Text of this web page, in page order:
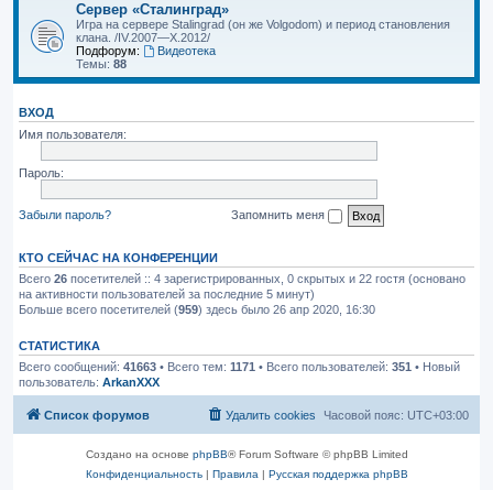
Сервер «Сталинград»
Игра на сервере Stalingrad (он же Volgodom) и период становления
клана. /IV.2007—X.2012/
Подфорум:
Видеотека
Темы: 88
ВХОД
Имя пользователя:
Пароль:
Забыли пароль? Запомнить меня
КТО СЕЙЧАС НА КОНФЕРЕНЦИИ
Всего 26 посетителей :: 4 зарегистрированных, 0 скрытых и 22 гостя (основано
на активности пользователей за последние 5 минут)
Больше всего посетителей (959) здесь было 26 апр 2020, 16:30
СТАТИСТИКА
Всего сообщений: 41663 • Всего тем: 1171 • Всего пользователей: 351 • Новый
пользователь: ArkanXXX
Список форумов Часовой пояс: UTC+03:00
Удалить cookies
Создано на основе phpBB® Forum Software © phpBB Limited
Конфиденциальность| Правила | Русская поддержка phpBB